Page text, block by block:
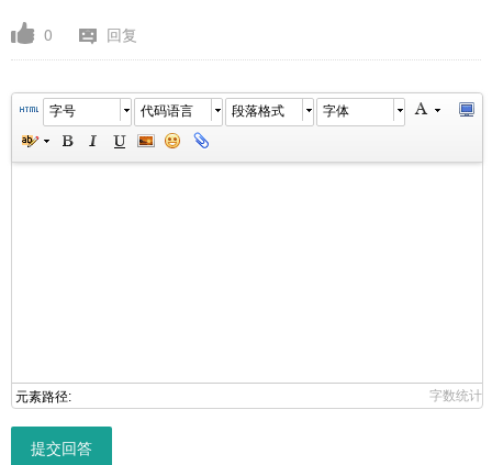
0 回复
字号 代码语言 段落格式 字体
元素路径: 字数统计
提交回答